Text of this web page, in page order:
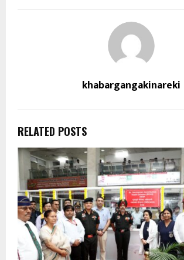
khabargangakinareki
RELATED POSTS